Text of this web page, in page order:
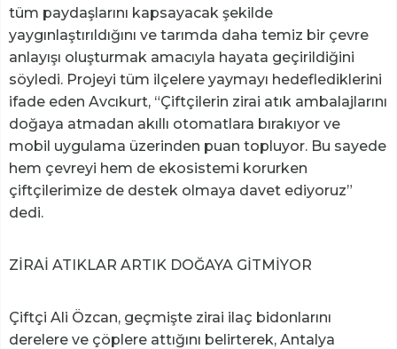
tüm paydaşlarını kapsayacak şekilde
yaygınlaştırıldığını ve tarımda daha temiz bir çevre
anlayışı oluşturmak amacıyla hayata geçirildiğini
söyledi. Projeyi tüm ilçelere yaymayı hedeflediklerini
ifade eden Avcıkurt, “Çiftçilerin zirai atık ambalajlarını
doğaya atmadan akıllı otomatlara bırakıyor ve
mobil uygulama üzerinden puan topluyor. Bu sayede
hem çevreyi hem de ekosistemi korurken
çiftçilerimize de destek olmaya davet ediyoruz”
dedi.
ZİRAİ ATIKLAR ARTIK DOĞAYA GİTMİYOR
Çiftçi Ali Özcan, geçmişte zirai ilaç bidonlarını
derelere ve çöplere attığını belirterek, Antalya